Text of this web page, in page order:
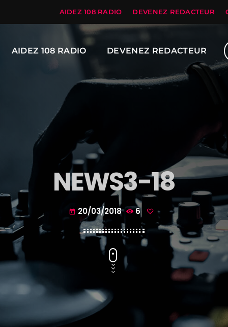
AIDEZ 108 RADIO DEVENEZ REDACTEUR
AIDEZ 108 RADIO DEVENEZ REDACTEUR
NEWS3-18
today 20/03/2018 6